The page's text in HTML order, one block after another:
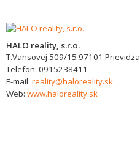
HALO reality, s.r.o.
T.Vansovej 509/15 97101 Prievidza
Telefon: 0915238411
E-mail: reality@haloreality.sk
Web: www.haloreality.sk